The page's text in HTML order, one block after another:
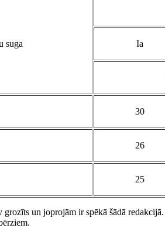
suga Ia
30
26
25
un joprojām ir spēkā šādā